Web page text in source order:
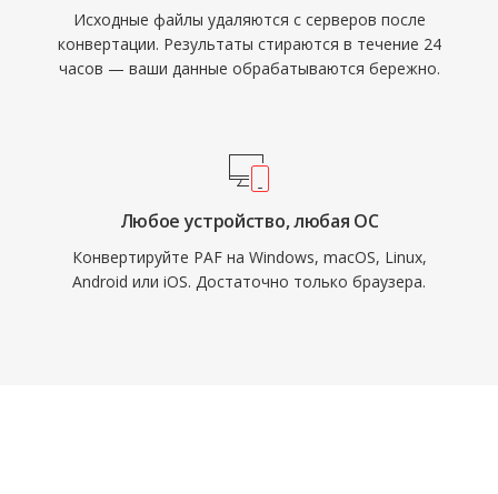
Исходные файлы удаляются с серверов после
конвертации. Результаты стираются в течение 24
часов — ваши данные обрабатываются бережно.
Любое устройство, любая ОС
Конвертируйте PAF на Windows, macOS, Linux,
Android или iOS. Достаточно только браузера.